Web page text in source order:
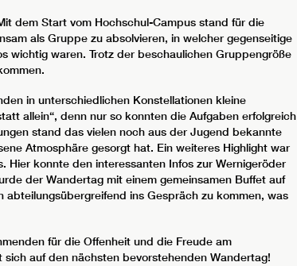
dem Start vom Hochschul-Campus stand für die
als Gruppe zu absolvieren, in welcher gegenseitige
wichtig waren. Trotz der beschaulichen Gruppengröße
in unterschiedlichen Konstellationen kleine
allein“, denn nur so konnten die Aufgaben erfolgreich
stand das vielen noch aus der Jugend bekannte
Atmosphäre gesorgt hat. Ein weiteres Highlight war
Hier konnte den interessanten Infos zur Wernigeröder
der Wandertag mit einem gemeinsamen Buffet auf
ins Gespräch zu kommen, was
für die Offenheit und die Freude am
auf den nächsten bevorstehenden Wandertag!